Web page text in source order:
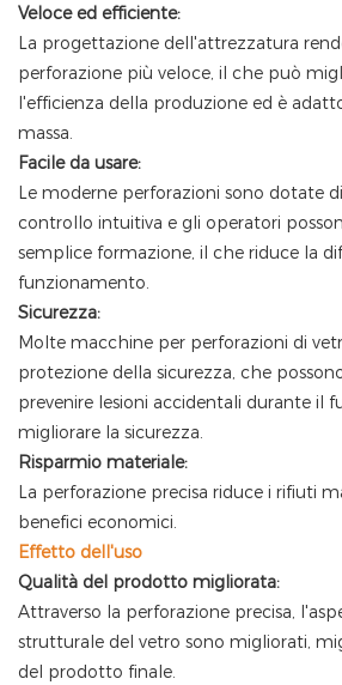
Veloce ed efficiente:
La progettazione dell'attrezzatura
perforazione più veloce, il che può
l'efficienza della produzione ed è
massa.
Facile da usare:
Le moderne perforazioni sono dotate
controllo intuitiva e gli operatori
semplice formazione, il che riduce la
funzionamento.
Sicurezza:
Molte macchine per perforazioni di
protezione della sicurezza, che
prevenire lesioni accidentali durante il
migliorare la sicurezza.
Risparmio materiale:
La perforazione precisa riduce i rifiuti
benefici economici.
Effetto dell'uso
Qualità del prodotto migliorata:
Attraverso la perforazione precisa,
strutturale del vetro sono migliorati,
del prodotto finale.